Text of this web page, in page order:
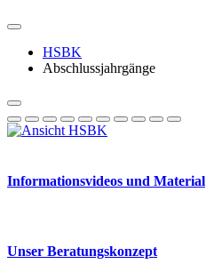
HSBK
Abschlussjahrgänge
Informationsvideos und Material
Unser Beratungskonzept